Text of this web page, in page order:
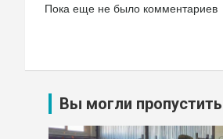
Пока еще не было комментариев
Вы могли пропустить